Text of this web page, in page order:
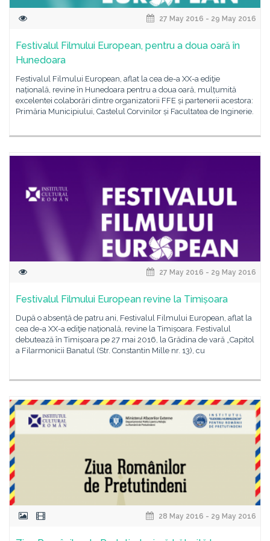
27 May 2016 - 29 May 2016
Festivalul Filmului European, pentru a doua oară în
Hunedoara
Festivalul Filmului European, aflat la cea de-a XX-a ediţie
națională, revine în Hunedoara pentru a doua oară, mulțumită
excelentei colaborări dintre organizatorii FFE și partenerii acestora:
Primăria Municipiului, Castelul Corvinilor și Facultatea de Inginerie.
27 May 2016 - 29 May 2016
Festivalul Filmului European revine la Timișoara
După o absență de patru ani, Festivalul Filmului European, aflat la
cea de-a XX-a ediţie națională, revine la Timișoara. Festivalul
debutează în Timișoara pe 27 mai 2016, la Grădina de vară „Capitol
a Filarmonicii Banatul (Str. Constantin Mille nr. 13), cu
28 May 2016 - 29 May 2016